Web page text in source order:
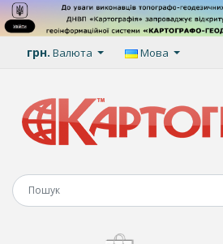
грн. Валюта Мова